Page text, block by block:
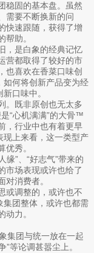
稳固的基本盘。虽然
需要不断换新的问
快速跟随，获得了增
助。
，是白象的经典记忆
营都取得了较好的市
也喜欢在香菜口味创
如何将创新产品变为经
口味中。
。既非原创也无太多
“心机满满”的大骨™
，行业中也有着更早
现上来看，这一类型产
秀。
缘”、“好志气”带来的
市场表现或许也给了
消费者。
或调整的，或许也不
集团整体，或许也都需
力。
集团与统一放在一起
”等论调甚嚣尘上。